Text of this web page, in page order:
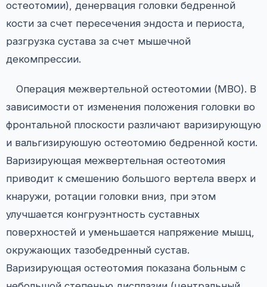
остеотомии), денервация головки бедренной
кости за счет пересечения эндоста и периоста,
разгрузка сустава за счет мышечной
декомпрессии.
Операция межвертельной остеотомии (МВО). В
зависимости от изменения положения головки во
фронтальной плоскости различают варизирующую
и вальгизируюшую остеотомию бедренной кости.
Варизирующая межвертельная остеотомия
приводит к смешению большого вертела вверх и
кнаружи, ротации головки вниз, при этом
улучшается конгруэнтность суставных
поверхностей и уменьшается напряжение мышц,
окружающих тазобедренный сустав.
Варизирующая остеотомия показана больным с